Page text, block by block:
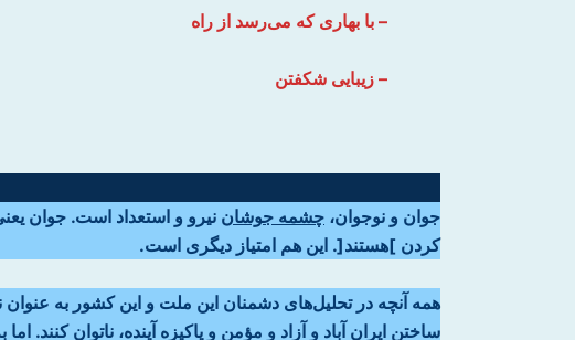
– با بهاری که ‌می‌رسد از راه
– زیبایی شکفتن
جوان و نوجوان، چشمه جوشان نیرو و استعداد است. جوان
کردن ]هستند[. این هم امتیاز دیگری است.
همه آنچه در تحلیل‌های دشمنان این ملت و این کشور به
ساختن ایران آباد و آزاد و مؤمن و پاکیزه آینده، ناتوان